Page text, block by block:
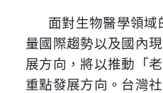
面對生物醫學領
量國際趨勢以及國內
展方向，將以推動「
重點發展方向。台灣